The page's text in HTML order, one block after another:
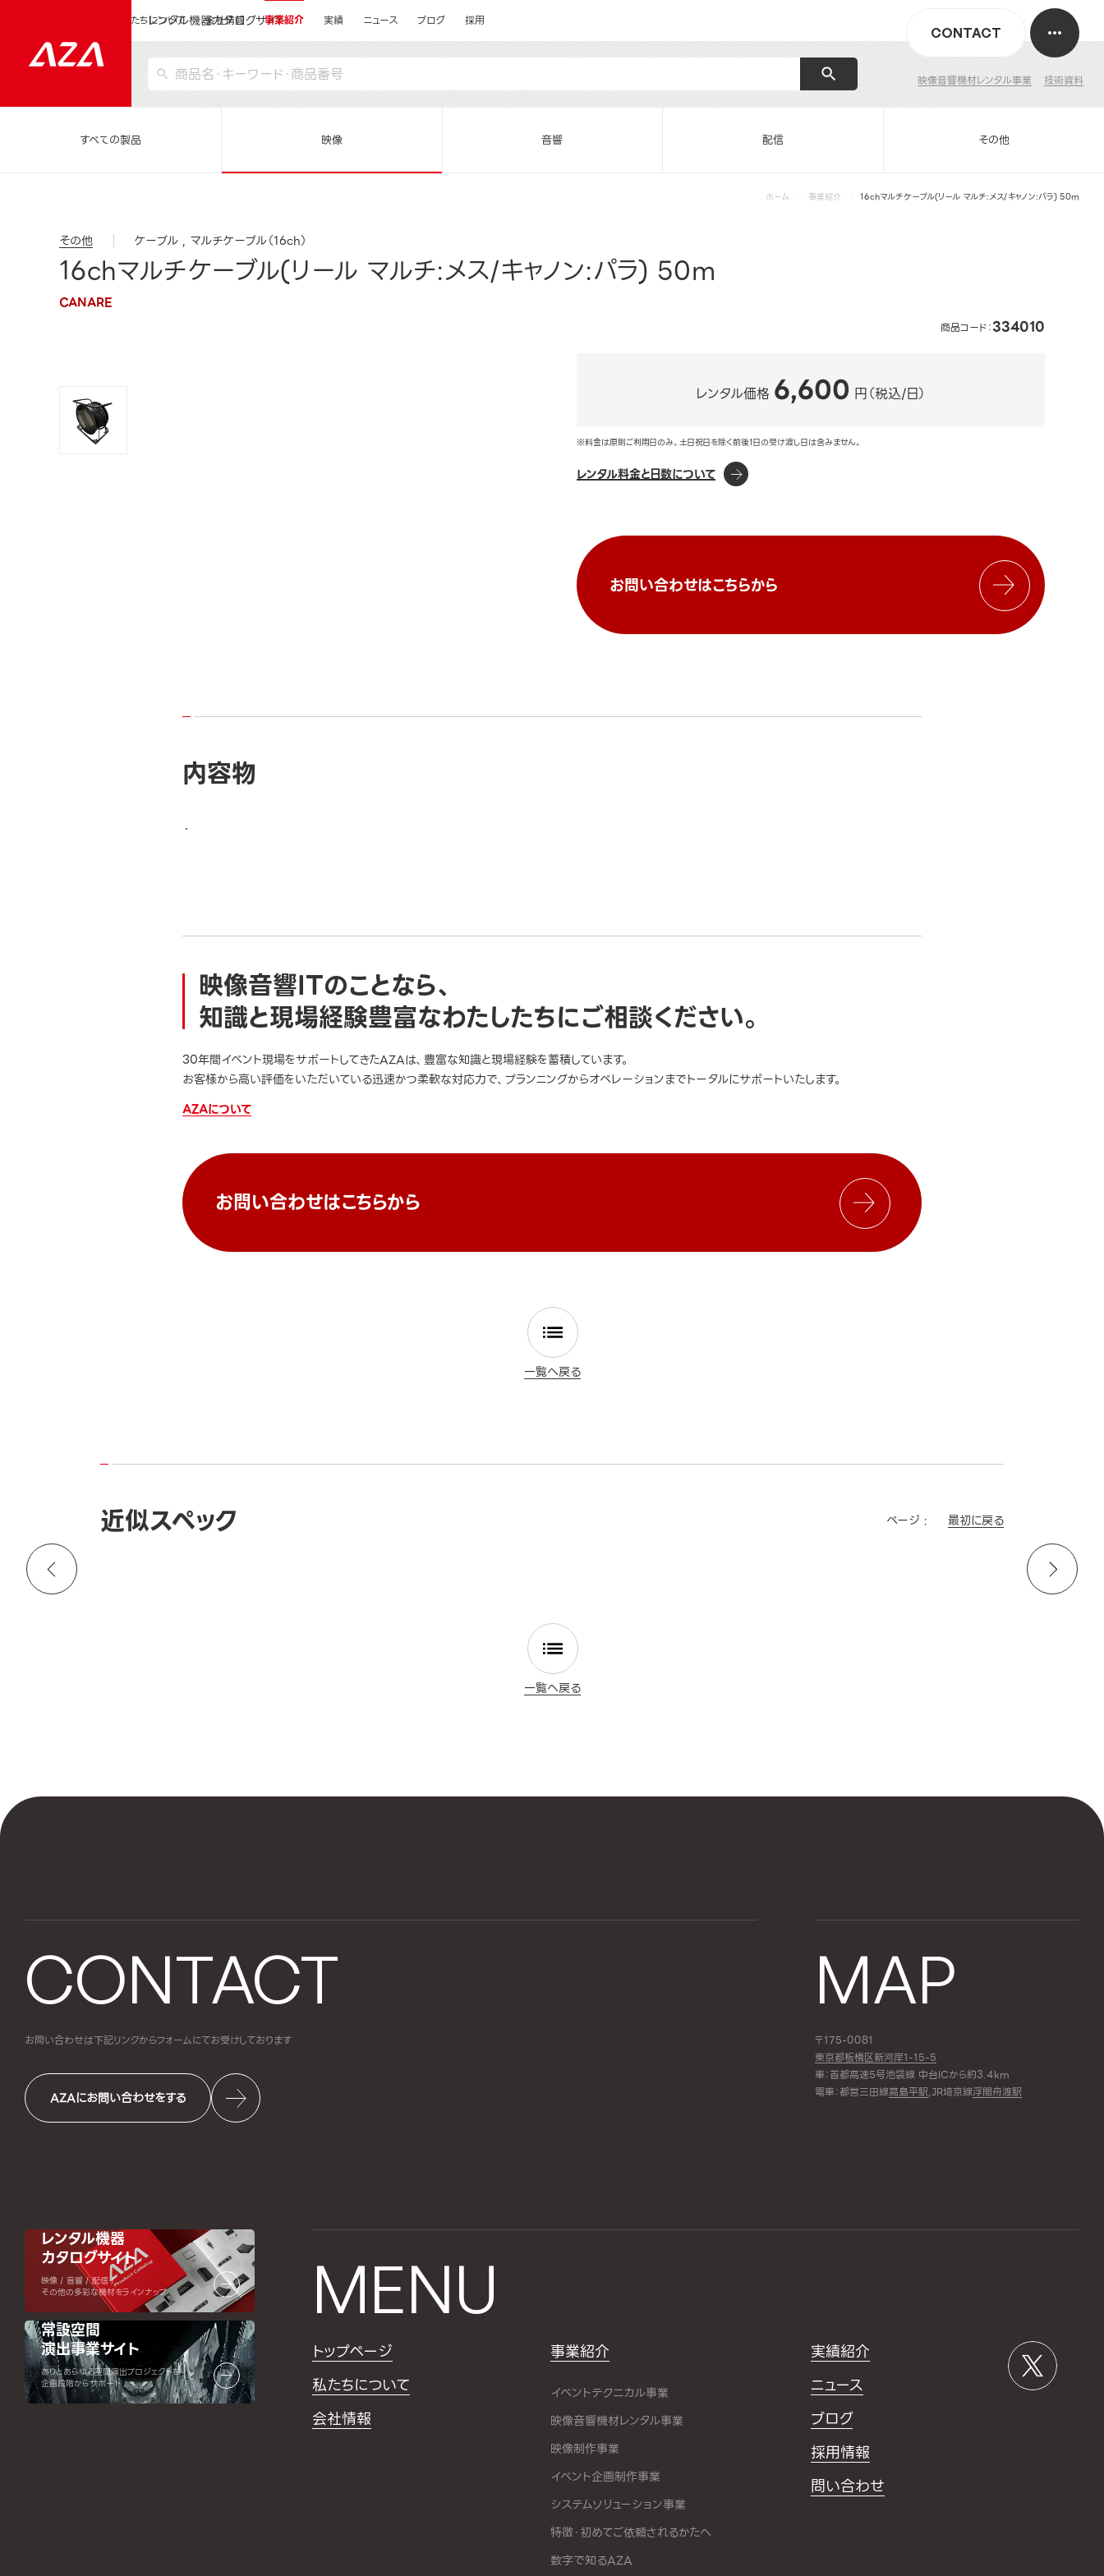
レンタル機器カタログサイト
映像音響機材レンタル事業 技術資料
CONTACT
私たちについて 会社情報 事業紹介 実績 ニュース ブログ 採用
すべての製品 映像 音響 配信 その他
ホーム 事業紹介 16chマルチケーブル(リール マルチ:メス/キャノン:パラ) 50m
その他 ケーブル マルチケーブル（16ch）
16chマルチケーブル(リール マルチ:メス/キャノン:パラ) 50m
CANARE
商品コード：334010
レンタル価格 6,600 円（税込/日）
※料金は原則ご利用日のみ。土日祝日を除く前後1日の受け渡し日は含みません。
レンタル料金と日数について
お問い合わせはこちらから
内容物
映像音響ITのことなら、
知識と現場経験豊富なわたしたちにご相談ください。
30年間イベント現場をサポートしてきたAZAは、豊富な知識と現場経験を蓄積しています。
お客様から高い評価をいただいている迅速かつ柔軟な対応力で、プランニングからオペレーションまでトータルにサポートいたします。
AZAについて
お問い合わせはこちらから
一覧へ戻る
近似スペック ページ : 最初に戻る
一覧へ戻る
CONTACT
お問い合わせは下記リンクからフォームにてお受けしております
AZAにお問い合わせをする
MAP
〒175-0081
東京都板橋区新河岸1-15-5
車：首都高速5号池袋線 中台ICから約3.4km
電車：都営三田線高島平駅,JR埼京線浮間舟渡駅
レンタル機器
カタログサイト
映像 / 音響 / 配信 /
その他の多彩な機材をラインナップ
常設空間
演出事業サイト
ありとあらゆる空間演出プロジェクトを
企画段階からサポート
MENU
トップページ
私たちについて
会社情報
事業紹介
イベントテクニカル事業
映像音響機材レンタル事業
映像制作事業
イベント企画制作事業
システムソリューション事業
特徴・初めてご依頼されるかたへ
数字で知るAZA
実績紹介
ニュース
ブログ
採用情報
問い合わせ